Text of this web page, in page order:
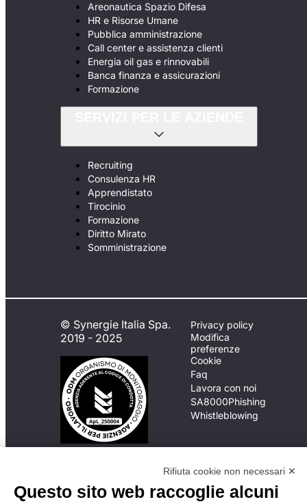
Areonautica Spazio Difesa
HR e Risorse Umane
Pubblica amministrazione
Call center e assistenza clienti
Energia oil gas e rinnovabili
Banca finanza e assicurazioni
Formazione
Recruiting
Consulenza HR
Apprendistato
Tirocinio
Formazione
Diritto Mirato
Somministrazione
© Synergie Italia Spa.
2019 - 2025
inadempimento da parte
della ApL delle
Privacy policy
Modifica
preferenze
Cookie
Faq
Lavora con noi
SA8000Phishing
Whistleblowing
Rifiuta cookie non necessari ✕
Questo sito web raccoglie alcuni